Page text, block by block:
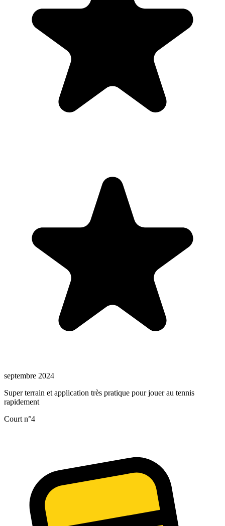
septembre 2024
Super terrain et application très pratique pour jouer au tennis
rapidement
Court n°4